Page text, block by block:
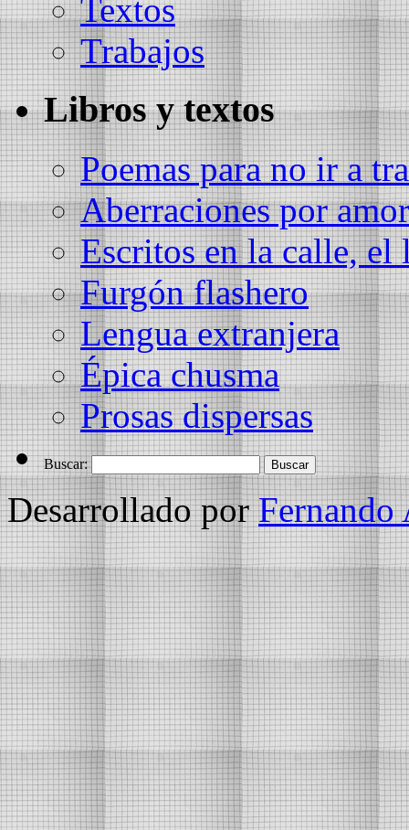
Textos
Trabajos
Libros y textos
Poemas para no ir a
Aberraciones por amor
Escritos en la calle, el
Furgón flashero
Lengua extranjera
Épica chusma
Prosas dispersas
Buscar:
Desarrollado porFernando